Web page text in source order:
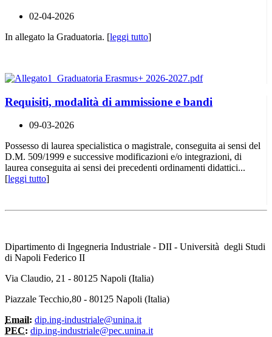
02-04-2026
In allegato la Graduatoria. [leggi tutto]
Requisiti, modalità di ammissione e bandi
09-03-2026
Possesso di laurea specialistica o magistrale, conseguita ai sensi del
D.M. 509/1999 e successive modificazioni e/o integrazioni, di
laurea conseguita ai sensi dei precedenti ordinamenti didattici...
[leggi tutto]
Dipartimento di Ingegneria Industriale - DII - Università degli Studi
di Napoli Federico II
Via Claudio, 21 - 80125 Napoli (Italia)
Piazzale Tecchio,80 - 80125 Napoli (Italia)
Email: dip.ing-industriale@unina.it
PEC: dip.ing-industriale@pec.unina.it